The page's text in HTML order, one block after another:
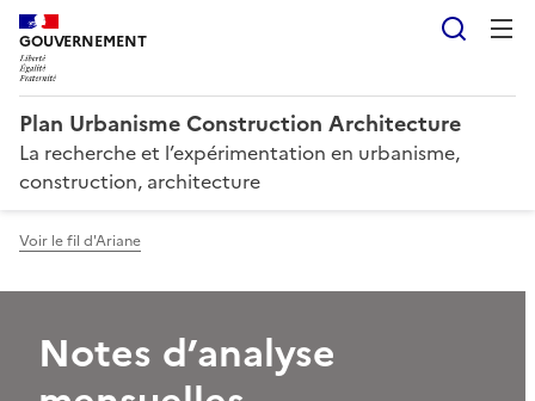
GOUVERNEMENT
Plan Urbanisme Construction Architecture
La recherche et l’expérimentation en urbanisme,
construction, architecture
Voir le fil d'Ariane
Notes d’analyse